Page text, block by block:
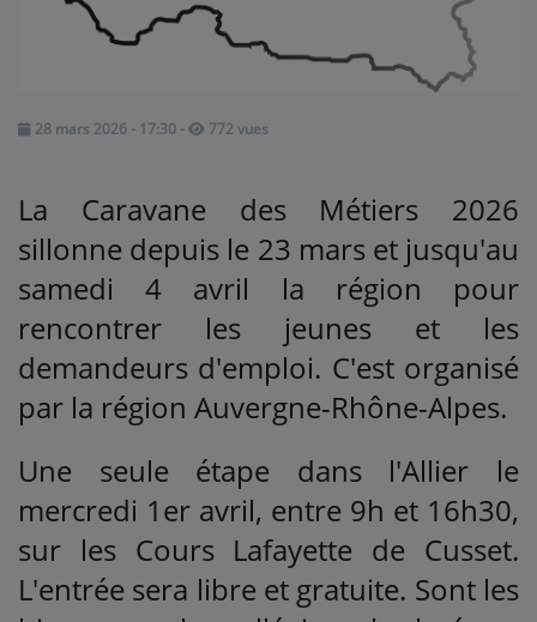
EMISSIONS
Titres diffusés
28 mars 2026 - 17:30 - 772 vues
La Caravane des Métiers 2026
sillonne depuis le 23 mars et jusqu'au
samedi 4 avril la région pour
rencontrer les jeunes et les
demandeurs d'emploi. C'est organisé
par la région Auvergne-Rhône-Alpes.
Une seule étape dans l'Allier le
mercredi 1er avril, entre 9h et 16h30,
sur les Cours Lafayette de Cusset.
L'entrée sera libre et gratuite. Sont les